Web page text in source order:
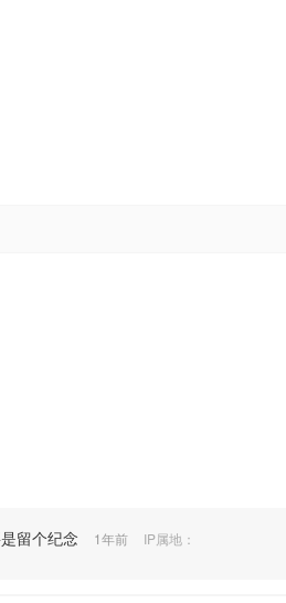
留个纪念 1年前 IP属地：